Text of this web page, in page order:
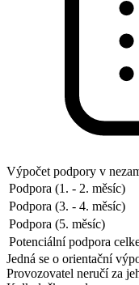
Výpočet podpory v
Podpora (1. - 2. měsíc)
Podpora (3. - 4. měsíc)
Podpora (5. měsíc)
Potenciální podpora
Jedná se o orientační
Provozovatel neručí za